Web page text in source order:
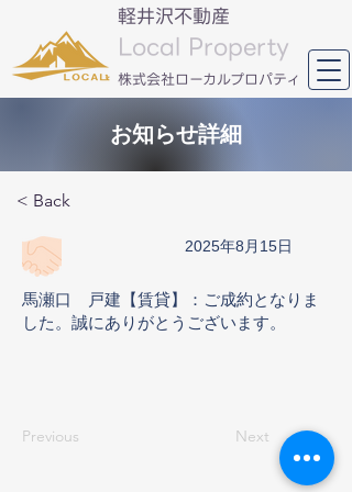
軽井沢不動産
Local Property
​株式会社ローカルプロパティ
お知らせ詳細
< Back
2025年8月15日
馬瀬口 戸建【賃貸】：ご成約となりま
した。誠にありがとうございます。
Previous Next